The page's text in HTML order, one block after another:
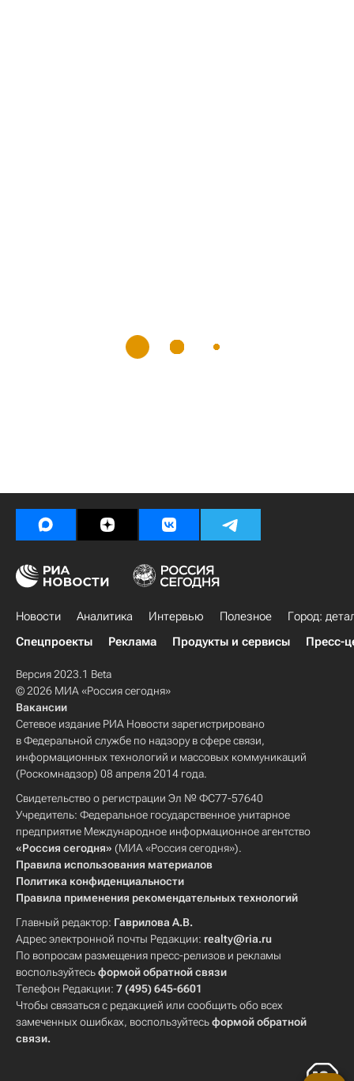
Новости Аналитика Интервью Полезное
Город:
Спецпроекты
Реклама Продукты и сервисы Пресс-
Версия 2023.1 Beta
© 2026 МИА «Россия сегодня»
Вакансии
Сетевое издание РИА Новости зарегистрировано
в Федеральной службе по надзору в сфере связи,
информационных технологий и массовых коммуникаций
(Роскомнадзор) 08 апреля 2014 года.
Свидетельство о регистрации Эл № ФС77-57640
Учредитель: Федеральное государственное унитарное
предприятие Международное информационное агентство
«Россия сегодня» (МИА «Россия сегодня»).
Правила использования материалов
Политика конфиденциальности
Правила применения рекомендательных технологий
Главный редактор: Гаврилова А.В.
Адрес электронной почты Редакции: realty@ria.ru
По вопросам размещения пресс-релизов и рекламы
воспользуйтесьформой обратной связи
Телефон Редакции: 7 (495) 645-6601
Чтобы связаться с редакцией или сообщить обо всех
замеченных ошибках, воспользуйтесьформой обратной
связи.